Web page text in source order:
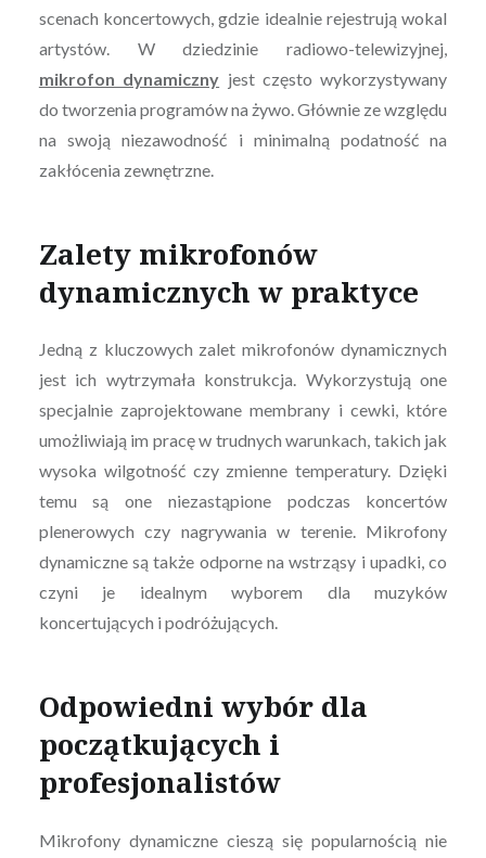
scenach koncertowych, gdzie idealnie rejestrują wokal
artystów. W dziedzinie radiowo-telewizyjnej,
mikrofon dynamiczny jest często wykorzystywany
do tworzenia programów na żywo. Głównie ze względu
na swoją niezawodność i minimalną podatność na
zakłócenia zewnętrzne.
Zalety mikrofonów
dynamicznych w praktyce
Jedną z kluczowych zalet mikrofonów dynamicznych
jest ich wytrzymała konstrukcja. Wykorzystują one
specjalnie zaprojektowane membrany i cewki, które
umożliwiają im pracę w trudnych warunkach, takich jak
wysoka wilgotność czy zmienne temperatury. Dzięki
temu są one niezastąpione podczas koncertów
plenerowych czy nagrywania w terenie. Mikrofony
dynamiczne są także odporne na wstrząsy i upadki, co
czyni je idealnym wyborem dla muzyków
koncertujących i podróżujących.
Odpowiedni wybór dla
początkujących i
profesjonalistów
Mikrofony dynamiczne cieszą się popularnością nie